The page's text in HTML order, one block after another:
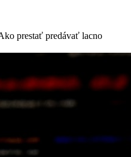
prestať predávať lacno